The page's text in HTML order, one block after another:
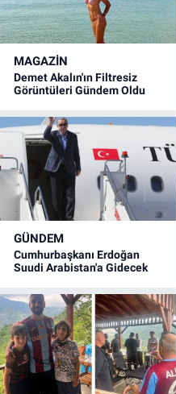
MAGAZİN
Demet Akalın'ın Filtresiz
Görüntüleri Gündem Oldu
GÜNDEM
Cumhurbaşkanı Erdoğan
Suudi Arabistan'a Gidecek